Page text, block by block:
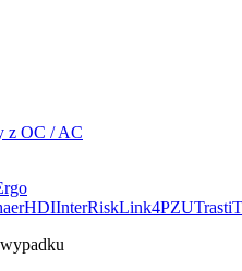
z OC / AC
HDIInterRiskLink4PZUTrasti